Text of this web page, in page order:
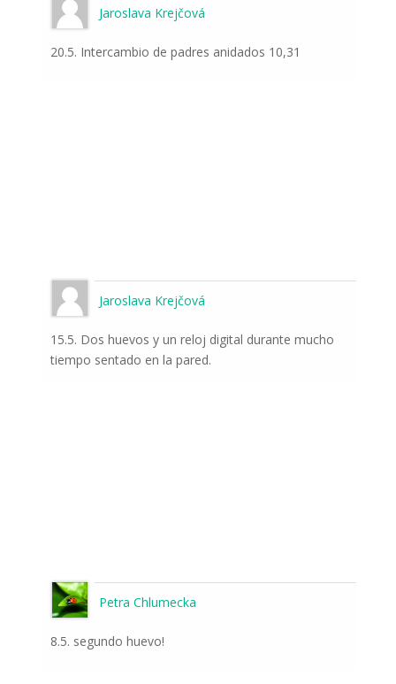
Jaroslava Krejčová
20.5. Intercambio de padres anidados 10,31
Jaroslava Krejčová
15.5. Dos huevos y un reloj digital durante mucho
tiempo sentado en la pared.
Petra Chlumecka
8.5. segundo huevo!
Suscríbase a las noticias
naturaleza
Odeslat